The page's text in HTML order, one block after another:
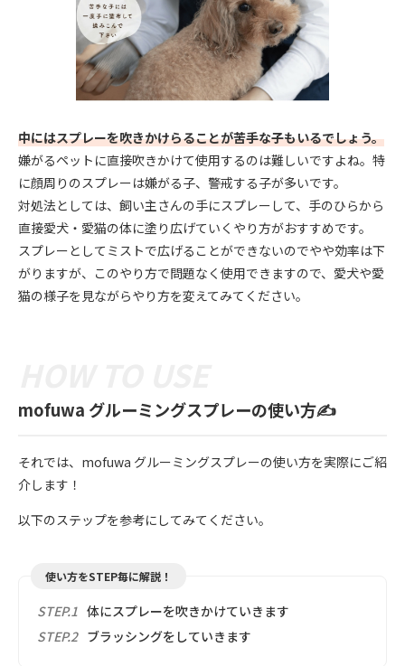
中にはスプレーを吹きかけらることが苦手な子もいるでしょう。
嫌がるペットに直接吹きかけて使用するのは難しいですよね。特
に顔周りのスプレーは嫌がる子、警戒する子が多いです。
対処法としては、飼い主さんの手にスプレーして、手のひらから
直接愛犬・愛猫の体に塗り広げていくやり方がおすすめです。
スプレーとしてミストで広げることができないのでやや効率は下
がりますが、このやり方で問題なく使用できますので、愛犬や愛
猫の様子を見ながらやり方を変えてみてください。
mofuwa グルーミングスプレーの使い方✍️
それでは、mofuwa グルーミングスプレーの使い方を実際にご紹
介します！
以下のステップを参考にしてみてください。
使い方をSTEP毎に解説！
STEP.1 体にスプレーを吹きかけていきます
STEP.2 ブラッシングをしていきます